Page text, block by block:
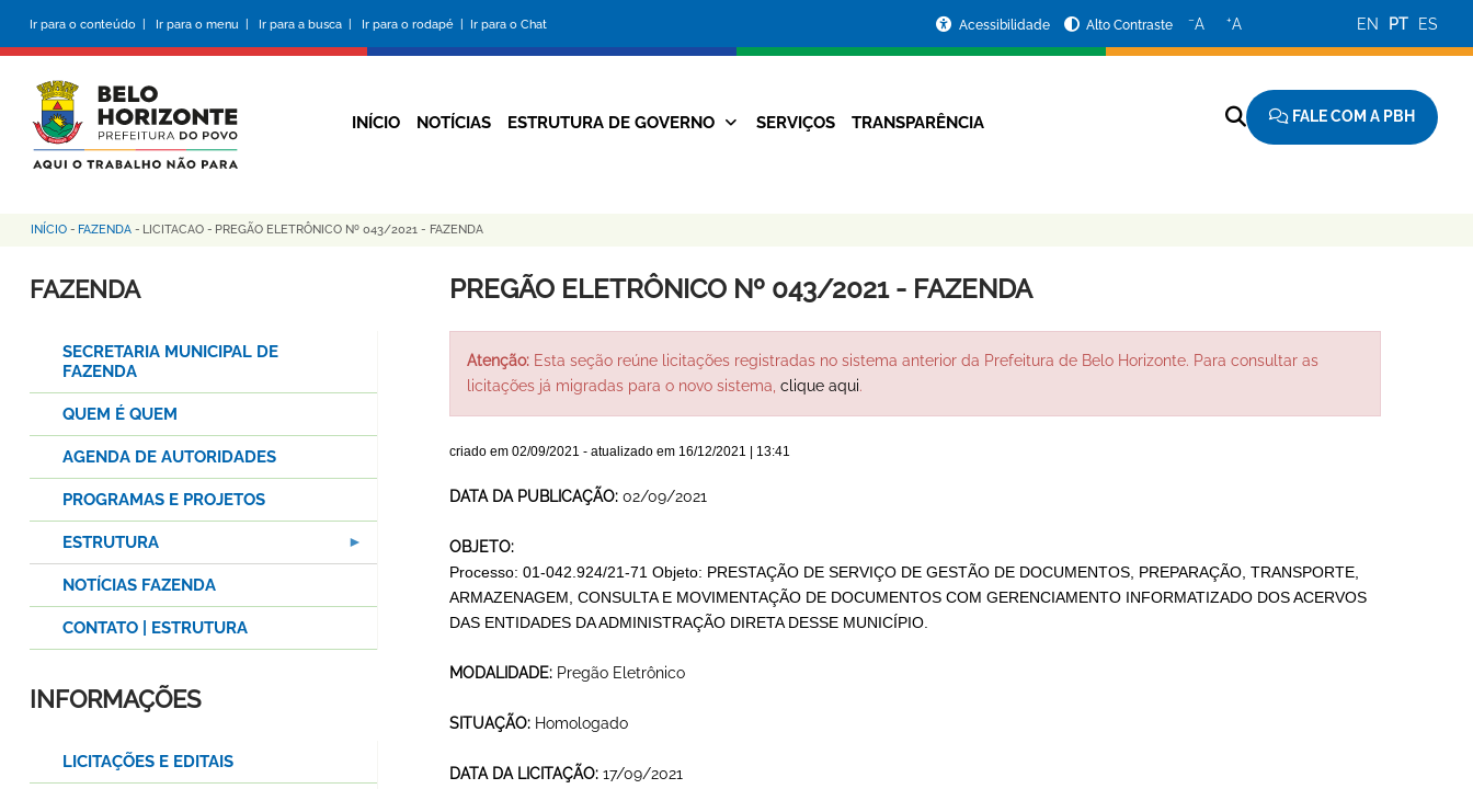
conteúdo
principal
Ir para o conteúdo | Ir para o menu | Ir para a busca | Ir para o rodapé | Ir para o Chat
da
Prefeitura
Acessibilidade Alto Contraste −A +A EN PT ES
Navegação
INÍCIO NOTÍCIAS ESTRUTURA DE GOVERNO SERVIÇOS TRANSPARÊNCIA FALE COM A PBH
Trilha
de
INÍCIO - FAZENDA - LICITACAO - PREGÃO ELETRÔNICO Nº 043/2021 - FAZENDA
PREGÃO ELETRÔNICO Nº 043/2021 - FAZENDA
Atenção:Esta seção reúne licitações registradas no sistema anterior da Prefeitura de Belo Horizonte. Para consultar as
licitações já migradas para o novo sistema, clique aqui.
criado em 02/09/2021 - atualizado em 16/12/2021 | 13:41
DATA DA PUBLICAÇÃO: 02/09/2021
OBJETO:
Processo: 01-042.924/21-71 Objeto: PRESTAÇÃO DE SERVIÇO DE GESTÃO DE DOCUMENTOS, PREPARAÇÃO, TRANSPORTE,
ARMAZENAGEM, CONSULTA E MOVIMENTAÇÃO DE DOCUMENTOS COM GERENCIAMENTO INFORMATIZADO DOS ACERVOS
DAS ENTIDADES DA ADMINISTRAÇÃO DIRETA DESSE MUNICÍPIO.
MODALIDADE: Pregão Eletrônico
SITUAÇÃO: Homologado
DATA DA LICITAÇÃO: 17/09/2021
FAZENDA
SECRETARIA MUNICIPAL DE
FAZENDA
QUEM É QUEM
AGENDA DE AUTORIDADES
PROGRAMAS E PROJETOS
ESTRUTURA
NOTÍCIAS FAZENDA
CONTATO | ESTRUTURA
INFORMAÇÕES
LICITAÇÕES E EDITAIS